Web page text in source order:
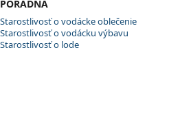
PORADŇA
Starostlivosť o vodácke oblečenie
Starostlivosť o vodácku výbavu
Starostlivosť o lode